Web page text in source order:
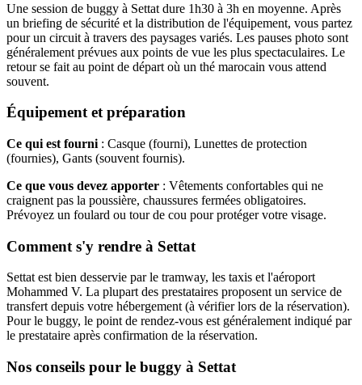
Une session de buggy à Settat dure 1h30 à 3h en moyenne. Après
un briefing de sécurité et la distribution de l'équipement, vous partez
pour un circuit à travers des paysages variés. Les pauses photo sont
généralement prévues aux points de vue les plus spectaculaires. Le
retour se fait au point de départ où un thé marocain vous attend
souvent.
Équipement et préparation
Ce qui est fourni : Casque (fourni), Lunettes de protection
(fournies), Gants (souvent fournis).
Ce que vous devez apporter : Vêtements confortables qui ne
craignent pas la poussière, chaussures fermées obligatoires.
Prévoyez un foulard ou tour de cou pour protéger votre visage.
Comment s'y rendre à Settat
Settat est bien desservie par le tramway, les taxis et l'aéroport
Mohammed V. La plupart des prestataires proposent un service de
transfert depuis votre hébergement (à vérifier lors de la réservation).
Pour le buggy, le point de rendez-vous est généralement indiqué par
le prestataire après confirmation de la réservation.
Nos conseils pour le buggy à Settat